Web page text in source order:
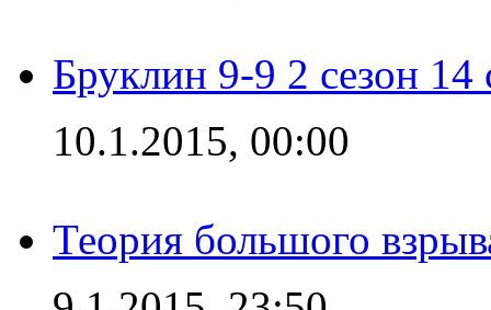
Бруклин 9-9 2 сезон 14
10.1.2015, 00:00
Теория большого